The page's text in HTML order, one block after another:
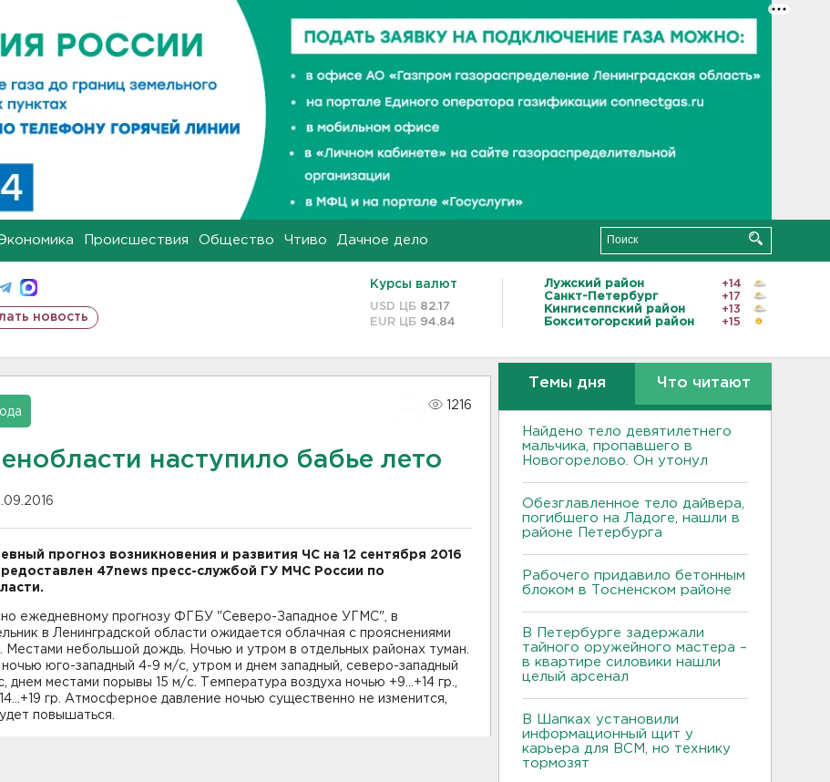
Происшествия Общество Чтиво Дачное дело
новость
Курсы валют
USD ЦБ 82.17
EUR ЦБ 94.84
Лужский район
+14
Санкт-Петербург
+17
Кингисеппский район
+13
Бокситогорский район
+15
1216
наступило бабье лето
прогноз возникновения и развития ЧС на 12 сентября 2016
47news пресс-службой ГУ МЧС России по
ежедневному прогнозу ФГБУ "Северо-Западное УГМС", в
в Ленинградской области ожидается облачная с прояснениями
Местами небольшой дождь. Ночью и утром в отдельных районах туман.
юго-западный 4-9 м/с, утром и днем западный, северо-западный
днем местами порывы 15 м/с. Температура воздуха ночью +9...+14 гр.,
гр. Атмосферное давление ночью существенно не изменится,
повышаться.
Темы дня Что читают
Найдено тело девятилетнего
мальчика, пропавшего в
Новогорелово. Он утонул
Обезглавленное тело дайвера,
погибшего на Ладоге, нашли в
районе Петербурга
Рабочего придавило бетонным
блоком в Тосненском районе
В Петербурге задержали
тайного оружейного мастера –
в квартире силовики нашли
целый арсенал
В Шапках установили
информационный щит у
карьера для ВСМ, но технику
тормозят